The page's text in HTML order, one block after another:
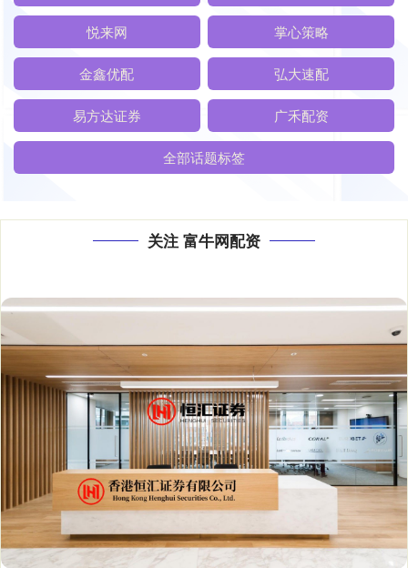
悦来网 掌心策略
金鑫优配 弘大速配
易方达证券 广禾配资
全部话题标签
关注 富牛网配资